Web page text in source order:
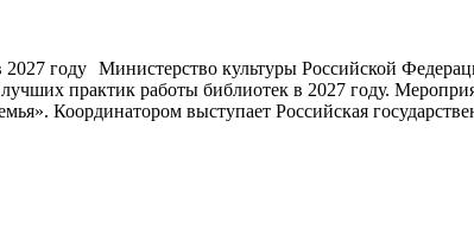
Министерство культуры Российской
практик работы библиотек в 2027 году.
Координатором выступает Российская